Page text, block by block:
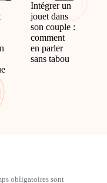
Intégrer un
jouet dans
son couple :
comment
en parler
sans tabou
obligatoires sont